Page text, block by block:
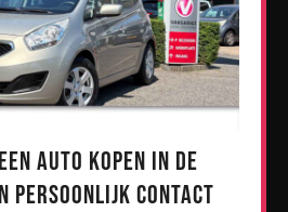
Auto Kopen in de
Persoonlijk Contact